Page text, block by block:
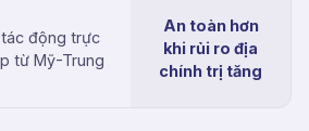
động trực
từ Mỹ-Trung
An toàn hơn
khi rủi ro địa
chính trị tăng